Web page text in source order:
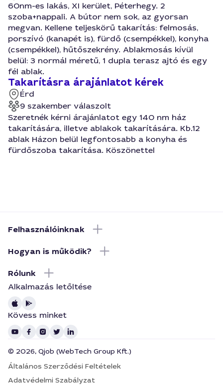
60nm-es lakás, XI kerület, Péterhegy. 2
szoba+nappali. A bútor nem sok, az gyorsan
megvan. Kellene teljeskörű takarítás: felmosás,
porszívó (kanapét is), fürdő (csempékkel), konyha
(csempékkel), hűtőszekrény. Ablakmosás kívül
belül: 3 normál méretű, 1 dupla terasz ajtó és egy
fél ablak.
Takarításra árajánlatot kérek
Érd
9 szakember válaszolt
Szeretnék kérni árajánlatot egy 140 nm ház
takarítására, illetve ablakok takarítására. Kb.12
ablak Házon belül legfontosabb a konyha és
fürdőszoba takarítása. Köszönettel
Felhasználóinknak
Hogyan is működik?
Rólunk
Alkalmazás letőltése
Kövess minket
© 2026, Qjob (WebTech Group Kft.)
Általános Szerződési Feltételek
Adatvédelmi Szabályzat